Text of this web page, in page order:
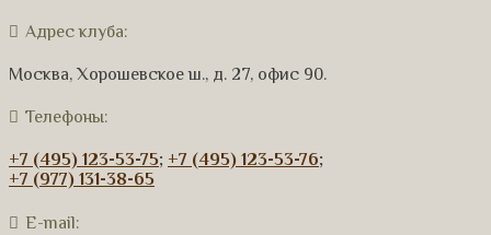
Адрес клуба:
Москва, Хорошевское ш., д. 27, офис 90.
Телефоны:
+7 (495) 123-53-75; +7 (495) 123-53-76;
+7 (977) 131-38-65
E-mail: